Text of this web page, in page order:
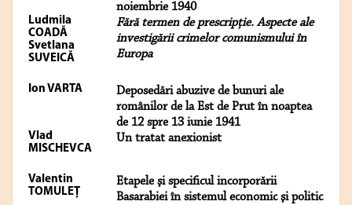
noiembrie 1940
Ludmila
COADĂ
Svetlana
SUVEICĂ
Fără termen de prescripţie. Aspecte ale
investigării crimelor comunismului în
Europa
Ion VARTA
Deposedări abuzive de bunuri ale
românilor de la Est de Prut în noaptea
de 12 spre 13 iunie 1941
Vlad
MISCHEVCA
Un tratat anexionist
Valentin
TOMULEŢ
Etapele şi specificul incorporării
Basarabiei în sistemul economic şi politic